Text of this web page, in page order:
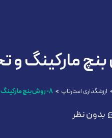
ارزشگذاری استارتاپ ۸- روش بنچ مارکینگ و تحلیل ضرایب
بدون نظر